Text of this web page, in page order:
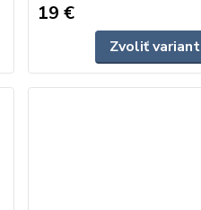
19 €
Zvoliť variant